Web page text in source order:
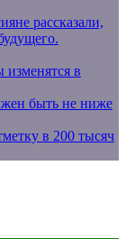
рассказали,
изменятся в
быть не ниже
в 200 тысяч